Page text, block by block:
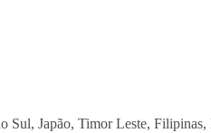
Sul, Japão, Timor Leste, Filipinas,